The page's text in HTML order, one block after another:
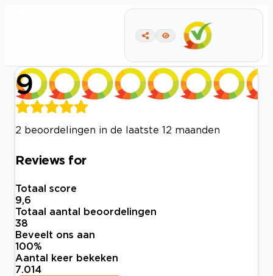
9
2 beoordelingen in de laatste 12 maanden
Reviews for
Totaal score
9,6
Totaal aantal beoordelingen
38
Beveelt ons aan
100%
Aantal keer bekeken
7.014